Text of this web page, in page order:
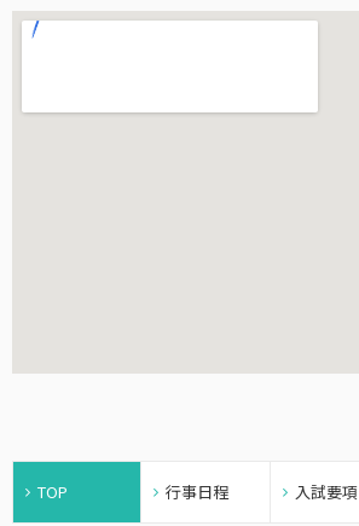
TOP 行事日程 入試要項